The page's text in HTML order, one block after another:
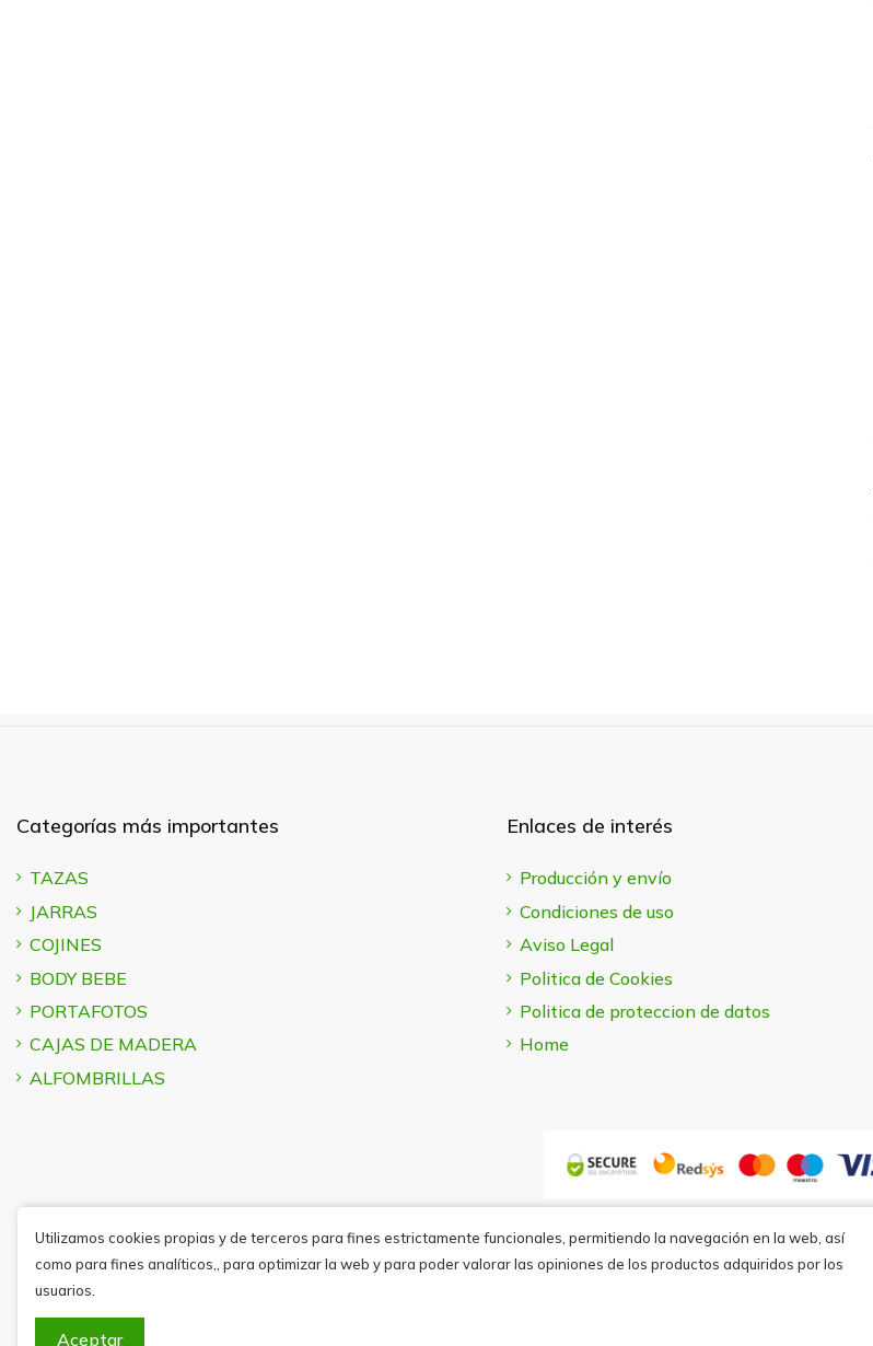
Categorías más importantes
TAZAS
JARRAS
COJINES
BODY BEBE
PORTAFOTOS
CAJAS DE MADERA
ALFOMBRILLAS
Enlaces de interés
Producción y envío
Condiciones de uso
Aviso Legal
Politica de Cookies
Politica de proteccion de datos
Home
Utilizamos cookies propias y de terceros para fines estrictamente funcionales, permitiendo la navegación en la web, así
como para fines analíticos,, para optimizar la web y para poder valorar las opiniones de los productos adquiridos por los
usuarios.
Aceptar